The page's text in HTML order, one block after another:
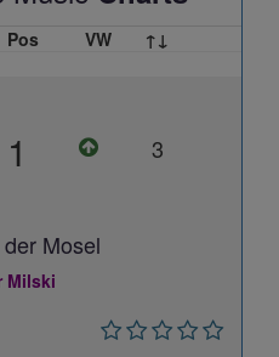
Pos VW ↑↓
1 3
Mosel
Milski